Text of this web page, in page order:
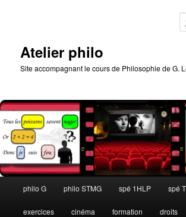
Atelier philo
Site accompagnant le cours de Philosophie de G.
principal
philo G philo STMG spé 1HLP spé
exercices cinéma formation droits